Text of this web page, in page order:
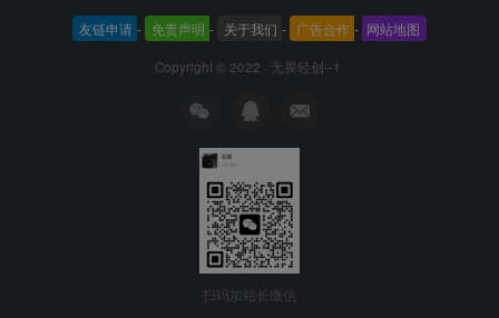
友链申请 - 免责声明 - 关于我们 - 广告合作 - 网站地图
Copyright © 2022 · 无畏轻创--1
扫码加站长微信